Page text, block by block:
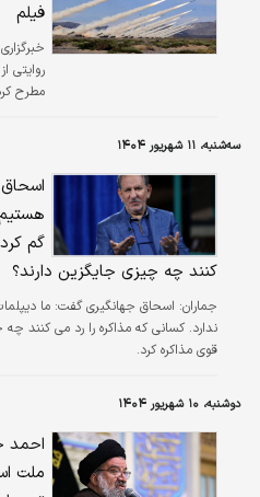
فیلم
روایتی
مطرح
سه‌شنبه، ۱۱ شهریور ۱۴۰۴
گم
کنند چه چیزی جایگزین دارند؟
جماران: اسحاق جهانگیری گفت: ما
ندارد. کسانی که مذاکره را رد می کنند
قوی مذاکره کرد.
دوشنبه، ۱۰ شهریور ۱۴۰۴
احمد
ملت